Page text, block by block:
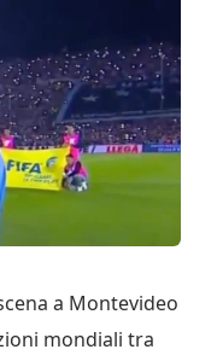
a Montevideo
mondiali tra